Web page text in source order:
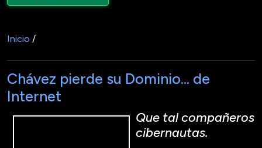
Inicio /
Chávez pierde su Dominio… de
Internet
Que tal compañeros
cibernautas.